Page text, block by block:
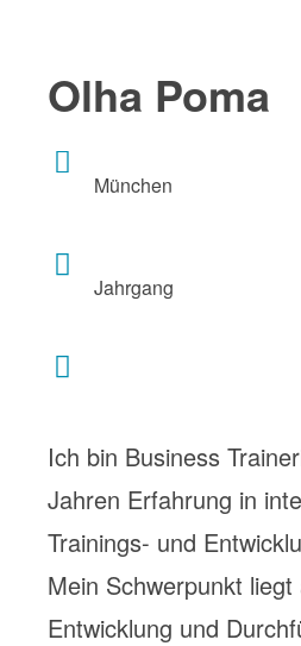
Olha Poma
München
Jahrgang
Ich bin Business
Jahren Erfahrung in
Trainings- und
Mein Schwerpunkt
Entwicklung und